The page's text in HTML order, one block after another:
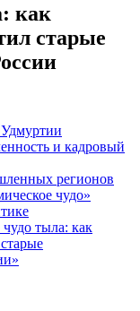
как
старые
и кадровый
регионов
чудо»
тыла: как